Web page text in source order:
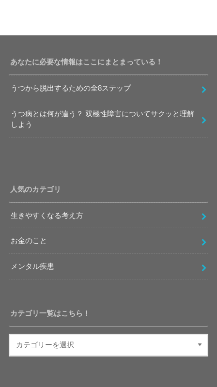
あなたに必要な情報はここにまとまっている！
うつから脱出するための全8ステップ
うつ病とは何が違う？ 双極性障害についてサクッと理解
しよう
人気のカテゴリ
生きやすくなる考え方
お金のこと
メンタル疾患
カテゴリ一覧はこちら！